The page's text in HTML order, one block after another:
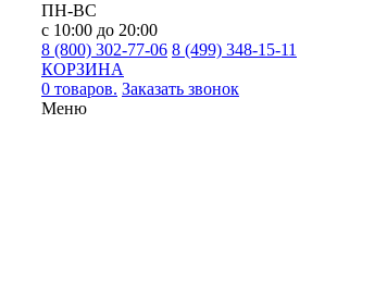
ПН-ВС
с 10:00 до 20:00
8 (800) 302-77-06 8 (499) 348-15-11
КОРЗИНА
0 товаров. Заказать звонок
Меню